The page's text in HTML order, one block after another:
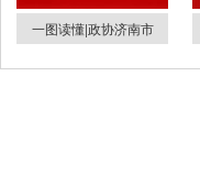
一图读懂|政协济南市